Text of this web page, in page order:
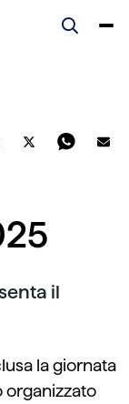
il
la giornata
organizzato